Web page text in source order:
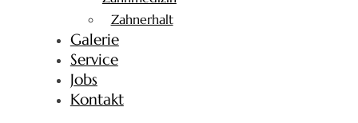
Zahnerhalt
Galerie
Service
Jobs
Kontakt